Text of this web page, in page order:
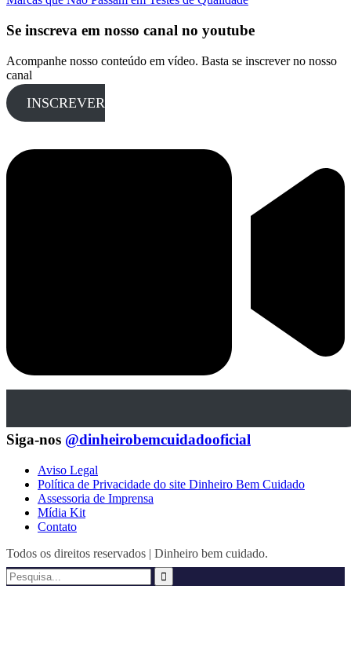
Se inscreva em nosso canal no youtube
Acompanhe nosso conteúdo em vídeo. Basta se inscrever no nosso
canal
INSCREVER
Siga-nos @dinheirobemcuidadooficial
Aviso Legal
Política de Privacidade do site Dinheiro Bem Cuidado
Assessoria de Imprensa
Mídia Kit
Contato
Todos os direitos reservados | Dinheiro bem cuidado.